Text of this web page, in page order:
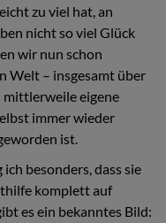
zu viel hat, an
nicht so viel Glück
wir nun schon
Welt – insgesamt über
mittlerweile eigene
immer wieder
ist.
besonders, dass sie
komplett auf
es ein bekanntes Bild: